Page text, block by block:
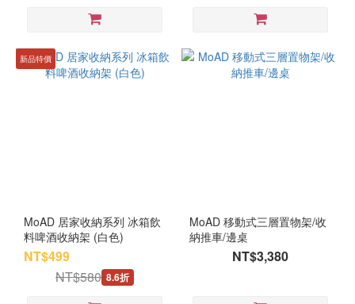
新品特價
MoAD 居家收納系列 冰箱飲
料啤酒收納架 (白色)
NT$499
NT$580 8.6折
MoAD 移動式三層置物架/收
納推車/邊桌
NT$3,380